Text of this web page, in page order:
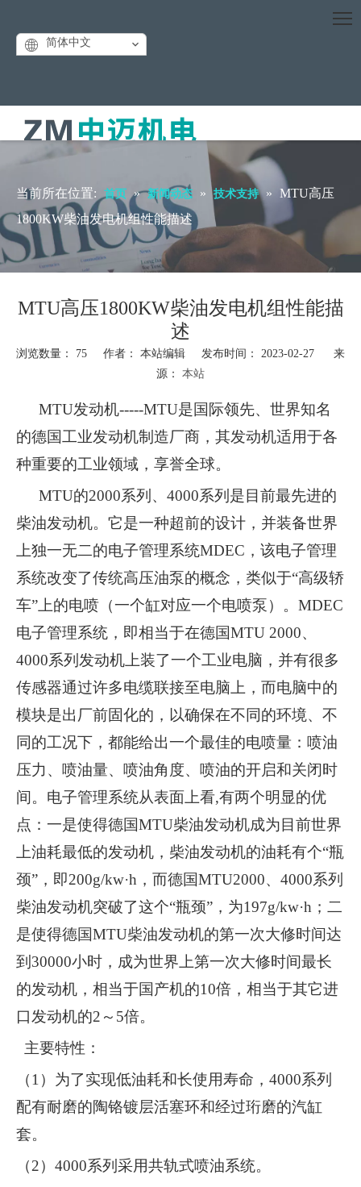
简体中文
当前所在位置: 首页 » 新闻动态 » 技术支持 » MTU高压
1800KW柴油发电机组性能描述
MTU高压1800KW柴油发电机组性能描
述
浏览数量： 75 作者： 本站编辑 发布时间： 2023-02-27 来
源： 本站
MTU发动机-----MTU是国际领先、世界知名
的德国工业发动机制造厂商，其发动机适用于各
种重要的工业领域，享誉全球。
MTU的2000系列、4000系列是目前最先进的
柴油发动机。它是一种超前的设计，并装备世界
上独一无二的电子管理系统MDEC，该电子管理
系统改变了传统高压油泵的概念，类似于“高级轿
车”上的电喷（一个缸对应一个电喷泵）。MDEC
电子管理系统，即相当于在德国MTU 2000、
4000系列发动机上装了一个工业电脑，并有很多
传感器通过许多电缆联接至电脑上，而电脑中的
模块是出厂前固化的，以确保在不同的环境、不
同的工况下，都能给出一个最佳的电喷量：喷油
压力、喷油量、喷油角度、喷油的开启和关闭时
间。电子管理系统从表面上看,有两个明显的优
点：一是使得德国MTU柴油发动机成为目前世界
上油耗最低的发动机，柴油发动机的油耗有个“瓶
颈”，即200g/kw·h，而德国MTU2000、4000系列
柴油发动机突破了这个“瓶颈”，为197g/kw·h；二
是使得德国MTU柴油发动机的第一次大修时间达
到30000小时，成为世界上第一次大修时间最长
的发动机，相当于国产机的10倍，相当于其它进
口发动机的2～5倍。
主要特性：
（1）为了实现低油耗和长使用寿命，4000系列
配有耐磨的陶铬镀层活塞环和经过珩磨的汽缸
套。
（2）4000系列采用共轨式喷油系统。